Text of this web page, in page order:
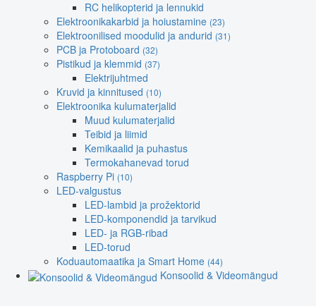
RC helikopterid ja lennukid
Elektroonikakarbid ja hoiustamine (23)
Elektroonilised moodulid ja andurid (31)
PCB ja Protoboard (32)
Pistikud ja klemmid (37)
Elektrijuhtmed
Kruvid ja kinnitused (10)
Elektroonika kulumaterjalid
Muud kulumaterjalid
Teibid ja liimid
Kemikaalid ja puhastus
Termokahanevad torud
Raspberry Pi (10)
LED-valgustus
LED-lambid ja prožektorid
LED-komponendid ja tarvikud
LED- ja RGB-ribad
LED-torud
Koduautomaatika ja Smart Home (44)
Konsoolid & Videomängud